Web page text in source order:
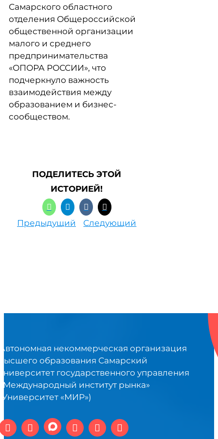
Самарского областного
отделения Общероссийской
общественной организации
малого и среднего
предпринимательства
«ОПОРА РОССИИ», что
подчеркнуло важность
взаимодействия между
образованием и бизнес-
сообществом.
ПОДЕЛИТЕСЬ ЭТОЙ
ИСТОРИЕЙ!
Предыдущий Следующий
некоммерческая организация
образования Самарский
государственного управления
институт рынка»
«МИР»)